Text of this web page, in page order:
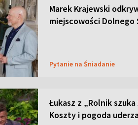
Marek Krajewski
miejscowości Dolnego
Pytanie na Śniadanie
Łukasz z „Rolnik
Koszty i pogoda